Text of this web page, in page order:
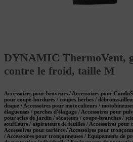
DYNAMIC ThermoVent,
contre le froid, taille M
Accessoires pour broyeurs / Accessoires pour
pour coupe-bordures / coupes-herbes /
disque / Accessoires pour motoculteurs /
élagueuses / perches d'élagage / Accessoires pour
pour scies de jardin / sécateurs / coupe-branches /
souffleurs / aspirateurs de feuilles / Accessoires
Accessoires pour tarières / Accessoires pour
/ Accessoires pour tronçonneuses / Équipements de